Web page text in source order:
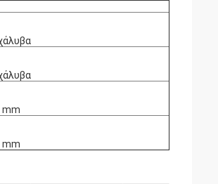
mm
mm